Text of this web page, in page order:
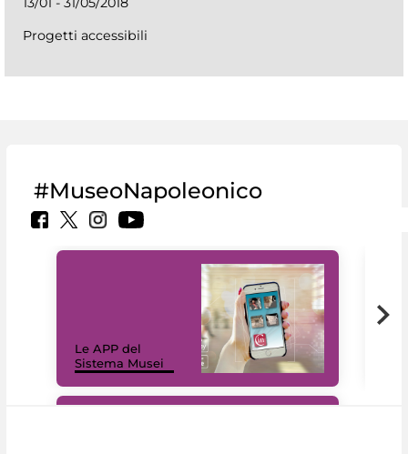
Progetti accessibili
#MuseoNapoleonico
Le APP del
Sistema Musei